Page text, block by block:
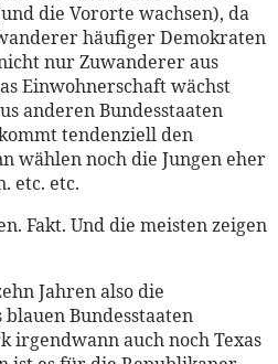
die Vororte wachsen), da
häufiger Demokraten
nur Zuwanderer aus
Einwohnerschaft wächst
anderen Bundesstaaten
tendenziell den
wählen noch die Jungen eher
etc. etc.
Fakt. Und die meisten zeigen
Jahren also die
Bundesstaaten
irgendwann auch noch Texas